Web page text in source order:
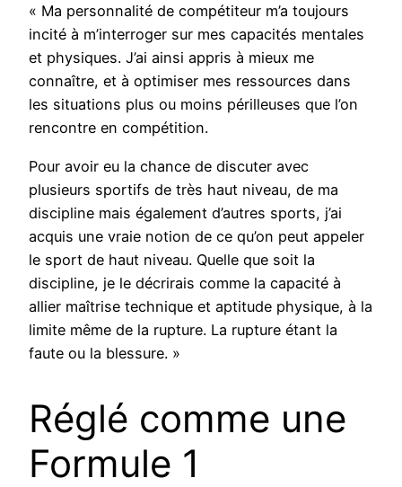
« Ma personnalité de compétiteur m’a toujours
incité à m’interroger sur mes capacités mentales
et physiques. J’ai ainsi appris à mieux me
connaître, et à optimiser mes ressources dans
les situations plus ou moins périlleuses que l’on
rencontre en compétition.
Pour avoir eu la chance de discuter avec
plusieurs sportifs de très haut niveau, de ma
discipline mais également d’autres sports, j’ai
acquis une vraie notion de ce qu’on peut appeler
le sport de haut niveau. Quelle que soit la
discipline, je le décrirais comme la capacité à
allier maîtrise technique et aptitude physique, à la
limite même de la rupture. La rupture étant la
faute ou la blessure. »
Réglé comme une
Formule 1